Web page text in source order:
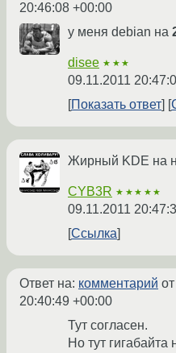
20:46:08 +00:00
у меня debian на
disee ★★★
09.11.2011
Показать ответ
Жирный KDE на
CYB3R ★★★★★
09.11.2011
Ссылка
Ответ на: комментарий
20:40:49 +00:00
Тут согласен.
Но тут гигабайта